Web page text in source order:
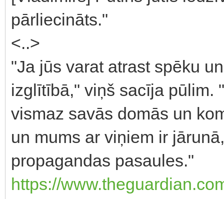
pārliecināts."
<..>
"Ja jūs varat atrast spēku
izglītībā," viņš sacīja pūlim.
vismaz savās domās un
un mums ar viņiem ir
propagandas pasaules."
https://